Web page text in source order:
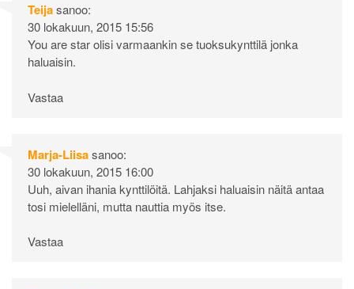
Teijasanoo:
30 lokakuun, 2015 15:56
You are star olisi varmaankin se tuoksukynttilä jonka
haluaisin.
Vastaa
Marja-Liisasanoo:
30 lokakuun, 2015 16:00
Uuh, aivan ihania kynttilöitä. Lahjaksi haluaisin näitä antaa
tosi mielelläni, mutta nauttia myös itse.
Vastaa